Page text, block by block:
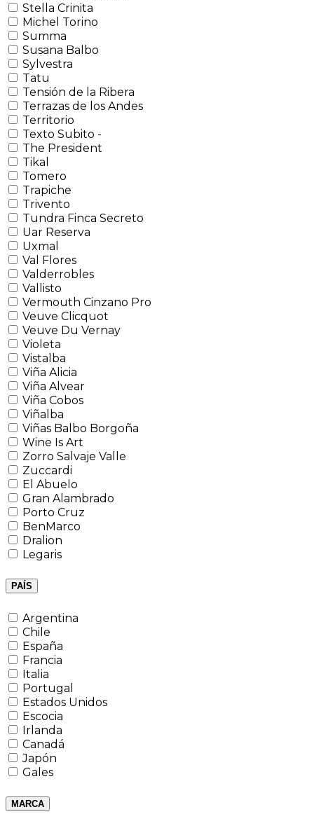
Stella Crinita
Michel Torino
Summa
Susana Balbo
Sylvestra
Tatu
Tensión de la Ribera
Terrazas de los Andes
Territorio
Texto Subito -
The President
Tikal
Tomero
Trapiche
Trivento
Tundra Finca Secreto
Uar Reserva
Uxmal
Val Flores
Valderrobles
Vallisto
Vermouth Cinzano Pro
Veuve Clicquot
Veuve Du Vernay
Violeta
Vistalba
Viña Alicia
Viña Alvear
Viña Cobos
Viñalba
Viñas Balbo Borgoña
Wine Is Art
Zorro Salvaje Valle
Zuccardi
El Abuelo
Gran Alambrado
Porto Cruz
BenMarco
Dralion
Legaris
PAÍS
Argentina
Chile
España
Francia
Italia
Portugal
Estados Unidos
Escocia
Irlanda
Canadá
Japón
Gales
MARCA